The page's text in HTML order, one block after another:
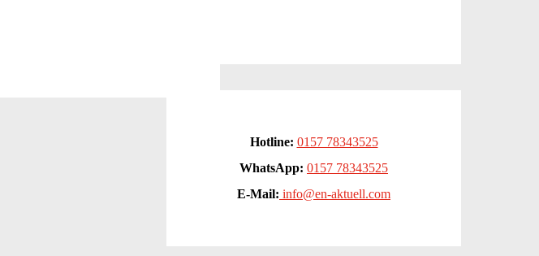
Hotline: 0157 78343525
WhatsApp: 0157 78343525
E-Mail: info@en-aktuell.com